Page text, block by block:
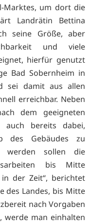
Marktes, um dort die
Landrätin Bettina
seine Größe, aber
und viele
hierfür genutzt
Bad Sobernheim in
sei damit aus allen
erreichbar. Neben
dem geeigneten
auch bereits dabei,
des Gebäudes zu
werden sollen die
bis Mitte
der Zeit“, berichtet
des Landes, bis Mitte
nach Vorgaben
werde man einhalten